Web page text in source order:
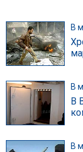
В
В
В
В